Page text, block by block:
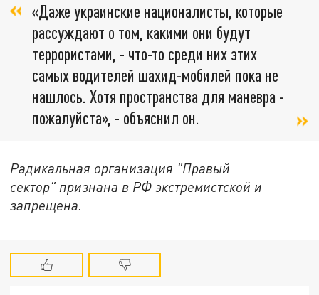
«Даже украинские националисты, которые
рассуждают о том, какими они будут
террористами, - что-то среди них этих
самых водителей шахид-мобилей пока не
нашлось. Хотя пространства для маневра -
пожалуйста», - объяснил он.
Радикальная организация "Правый
сектор" признана в РФ экстремистской и
запрещена.